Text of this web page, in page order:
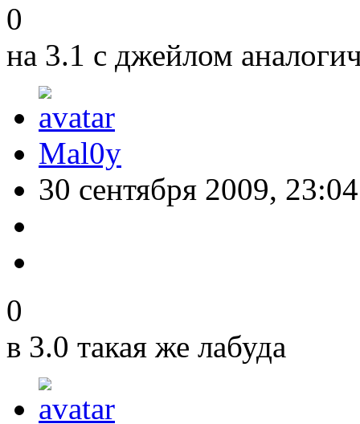
0
на 3.1 с джейлом
Mal0y
30 сентября 2009, 23:04
0
в 3.0 такая же лабуда